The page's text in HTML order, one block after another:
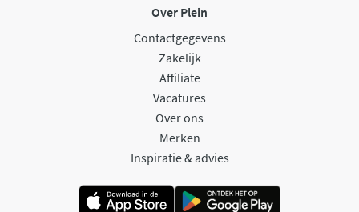
Over Plein
Contactgegevens
Zakelijk
Affiliate
Vacatures
Over ons
Merken
Inspiratie & advies